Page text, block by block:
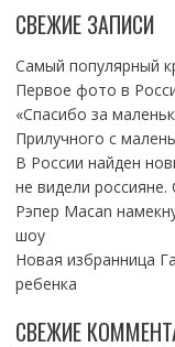
СВЕЖИЕ ЗАПИСИ
Самый популярный
Первое фото в
«Спасибо за
Прилучного с
В России найден
не видели
Рэпер Macan
шоу
Новая избранница
ребенка
СВЕЖИЕ